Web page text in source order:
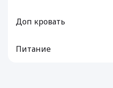
Доп кровать
Питание